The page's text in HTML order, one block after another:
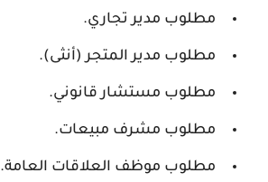
مطلوب مدير تجاري.
مطلوب مدير المتجر (أنثى).
مطلوب مستشار قانوني.
مطلوب مشرف مبيعات.
مطلوب موظف العلاقات العامة.